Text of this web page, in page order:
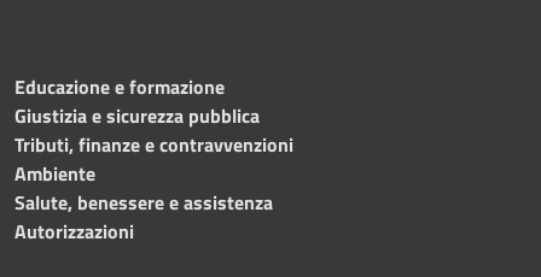
Educazione e formazione
Giustizia e sicurezza pubblica
Tributi, finanze e contravvenzioni
Ambiente
Salute, benessere e assistenza
Autorizzazioni